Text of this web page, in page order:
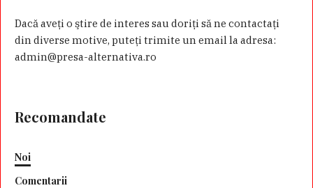
Dacă aveţi o ştire de interes sau doriţi să ne contactaţi
din diverse motive, puteţi trimite un email la adresa:
admin@presa-alternativa.ro
Recomandate
Noi
Comentarii